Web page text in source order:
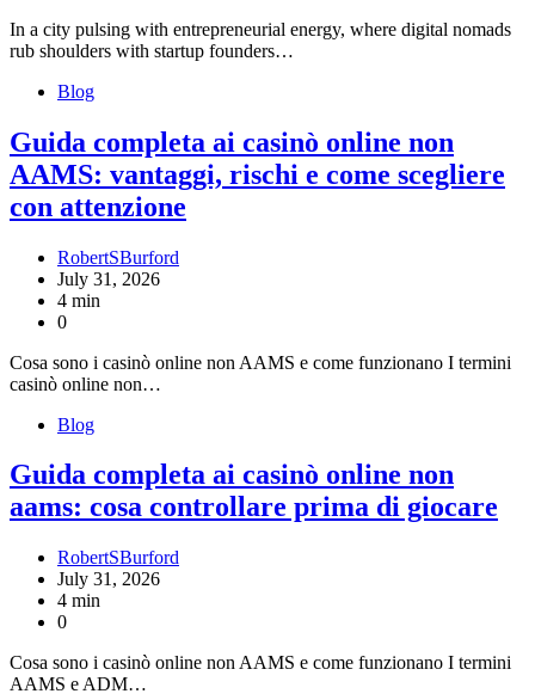
In a city pulsing with entrepreneurial energy, where digital nomads
rub shoulders with startup founders…
Blog
Guida completa ai casinò online non
AAMS: vantaggi, rischi e come scegliere
con attenzione
RobertSBurford
July 31, 2026
4 min
0
Cosa sono i casinò online non AAMS e come funzionano I termini
casinò online non…
Blog
Guida completa ai casinò online non
aams: cosa controllare prima di giocare
RobertSBurford
July 31, 2026
4 min
0
Cosa sono i casinò online non AAMS e come funzionano I termini
AAMS e ADM…